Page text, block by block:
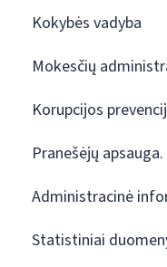
Kokybės vadyba
Mokesčių
Korupcijos
Pranešėjų
Administracinė
Statistiniai